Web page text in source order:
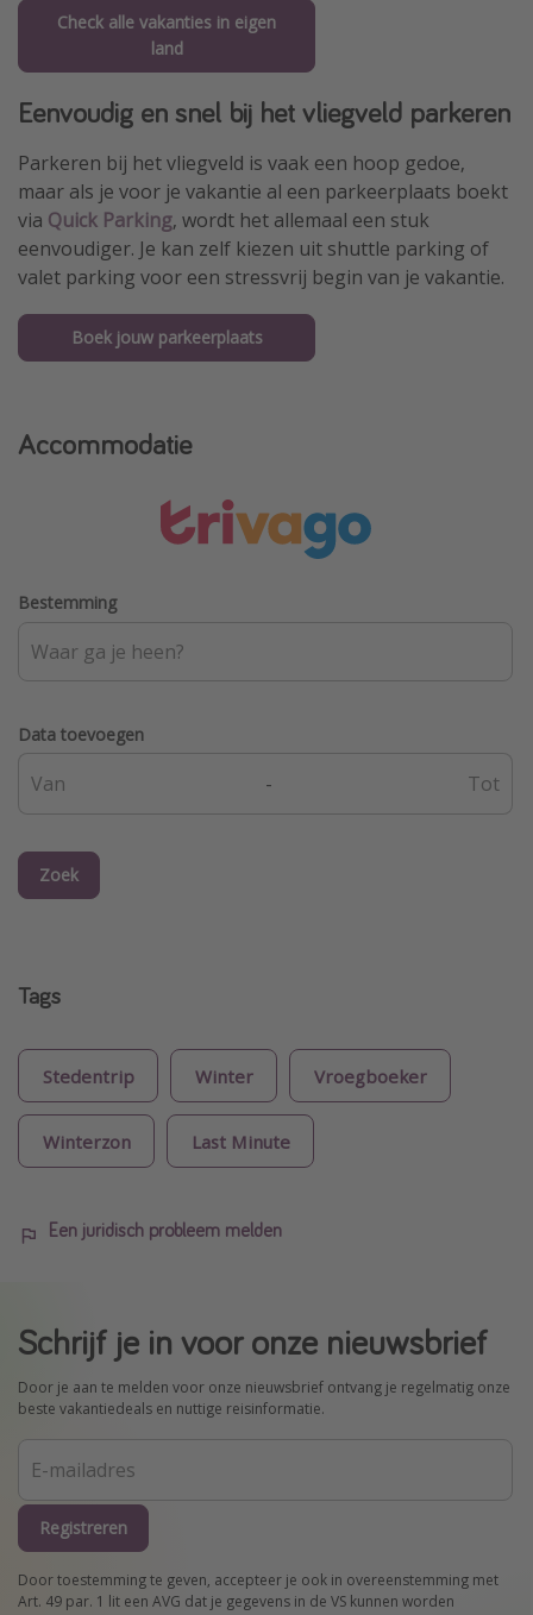
Check alle vakanties in eigen
land
Eenvoudig en snel bij het vliegveld parkeren
Parkeren bij het vliegveld is vaak een hoop gedoe,
maar als je voor je vakantie al een parkeerplaats boekt
via Quick Parking, wordt het allemaal een stuk
eenvoudiger. Je kan zelf kiezen uit shuttle parking of
valet parking voor een stressvrij begin van je vakantie.
Boek jouw parkeerplaats
Accommodatie
Bestemming
Data toevoegen
-
Zoek
Tags
Stedentrip Winter Vroegboeker
Winterzon Last Minute
Een juridisch probleem melden
Schrijf je in voor onze nieuwsbrief
Door je aan te melden voor onze nieuwsbrief ontvang je regelmatig onze
beste vakantiedeals en nuttige reisinformatie.
Registreren
Door toestemming te geven, accepteer je ook in overeenstemming met
Art. 49 par. 1 lit een AVG dat je gegevens in de VS kunnen worden